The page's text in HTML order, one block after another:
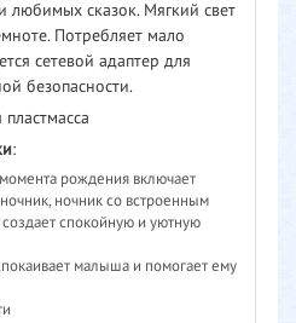
любимых сказок. Мягкий свет
Потребляет мало
сетевой адаптер для
безопасности.
:
рождения включает
ночник со встроенным
спокойную и уютную
малыша и помогает ему